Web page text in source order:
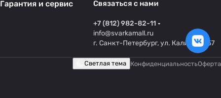
Гарантия и сервис
Связаться с нами
+7 (812) 982-82-11
info@svarkamall.ru
г. Санкт-Петербург, ул. Калинина 57
Светлая тема КонфиденциальностьОферта